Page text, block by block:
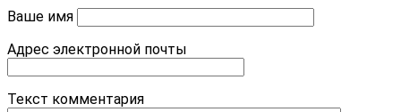
Ваше имя
Адрес электронной почты
Текст комментария